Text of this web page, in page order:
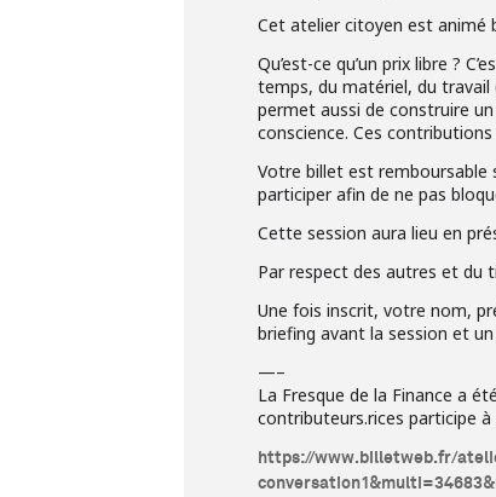
Cet atelier citoyen est animé
Qu’est-ce qu’un prix libre ?
temps, du matériel, du travail
permet aussi de construire
conscience. Ces
Votre billet est remboursable
participer afin de ne pas
Cette session aura lieu en
Par respect des autres et du
Une fois inscrit, votre nom,
briefing avant la session et
—–
La Fresque de la Finance a
contributeurs.rices participe
https://www.billetweb.fr/